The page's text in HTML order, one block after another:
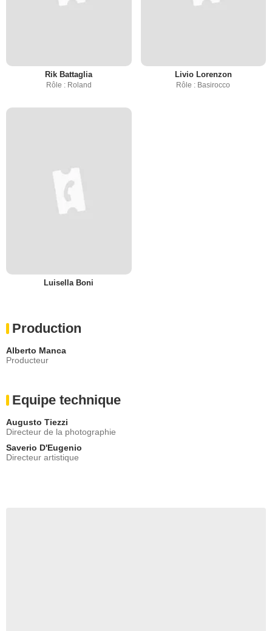
Rik Battaglia
Rôle : Roland
Livio Lorenzon
Rôle : Basirocco
Luisella Boni
Production
Alberto Manca
Producteur
Equipe technique
Augusto Tiezzi
Directeur de la photographie
Saverio D'Eugenio
Directeur artistique